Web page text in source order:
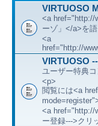
VIRTUOSO
<a href="http://
ーゾ」</a>を語
<a
href="http://
VIRTUOSO
ユーザー特典
<p>
閲覧には<a
<a href="http://
ー登録--->クリ